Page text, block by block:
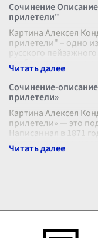
Сочинение
прилетели"
Картина Алексея
прилетели" – одно
русского
изображает раннюю
Сочинение-
прилетели»
Картина Алексея
прилетели» — это
Написанная в 1871
узнаваемых